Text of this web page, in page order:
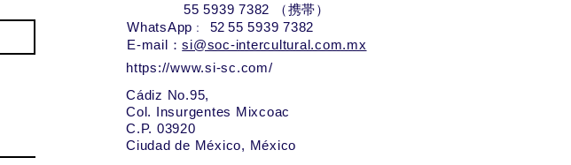
https://www.si-sc.com/
55 5939 7382 （携帯）
WhatsApp : 52 55 5939 7382
E-mail：si@soc-intercultural.com.mx
Cádiz No.95,
Col. Insurgentes Mixcoac
C.P. 03920
Ciudad de México, México